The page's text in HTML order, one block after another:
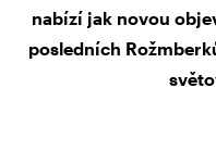
nabízí jak novou
posledních